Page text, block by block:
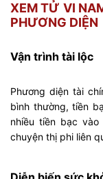
XEM TỬ VI
PHƯƠNG DIỆN
Vận trình tài lộc
Phương diện tài
bình thường, tiền
nhiều tiền bạc
chuyện thị phi liên